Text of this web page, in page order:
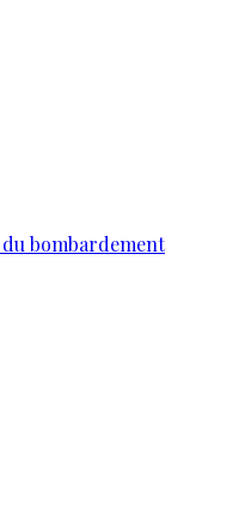
bombardement